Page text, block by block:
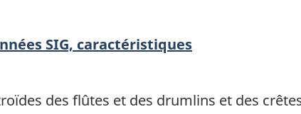
SIG, caractéristiques
des flûtes et des drumlins et des